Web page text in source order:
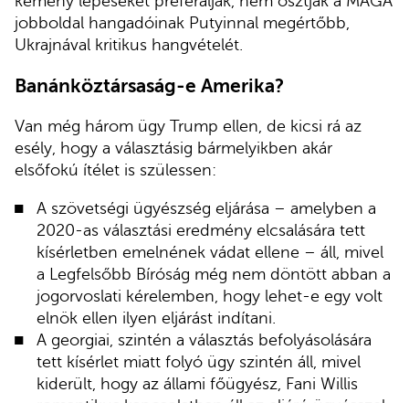
jobboldal hangadóinak Putyinnal megértőbb,
Ukrajnával kritikus hangvételét.
Banánköztársaság-e Amerika?
Van még három ügy Trump ellen, de kicsi rá az
esély, hogy a választásig bármelyikben akár
elsőfokú ítélet is szülessen:
A szövetségi ügyészség eljárása – amelyben a
2020-as választási eredmény elcsalására tett
kísérletben emelnének vádat ellene – áll, mivel
a Legfelsőbb Bíróság még nem döntött abban a
jogorvoslati kérelemben, hogy lehet-e egy volt
elnök ellen ilyen eljárást indítani.
A georgiai, szintén a választás befolyásolására
tett kísérlet miatt folyó ügy szintén áll, mivel
kiderült, hogy az állami főügyész, Fani Willis